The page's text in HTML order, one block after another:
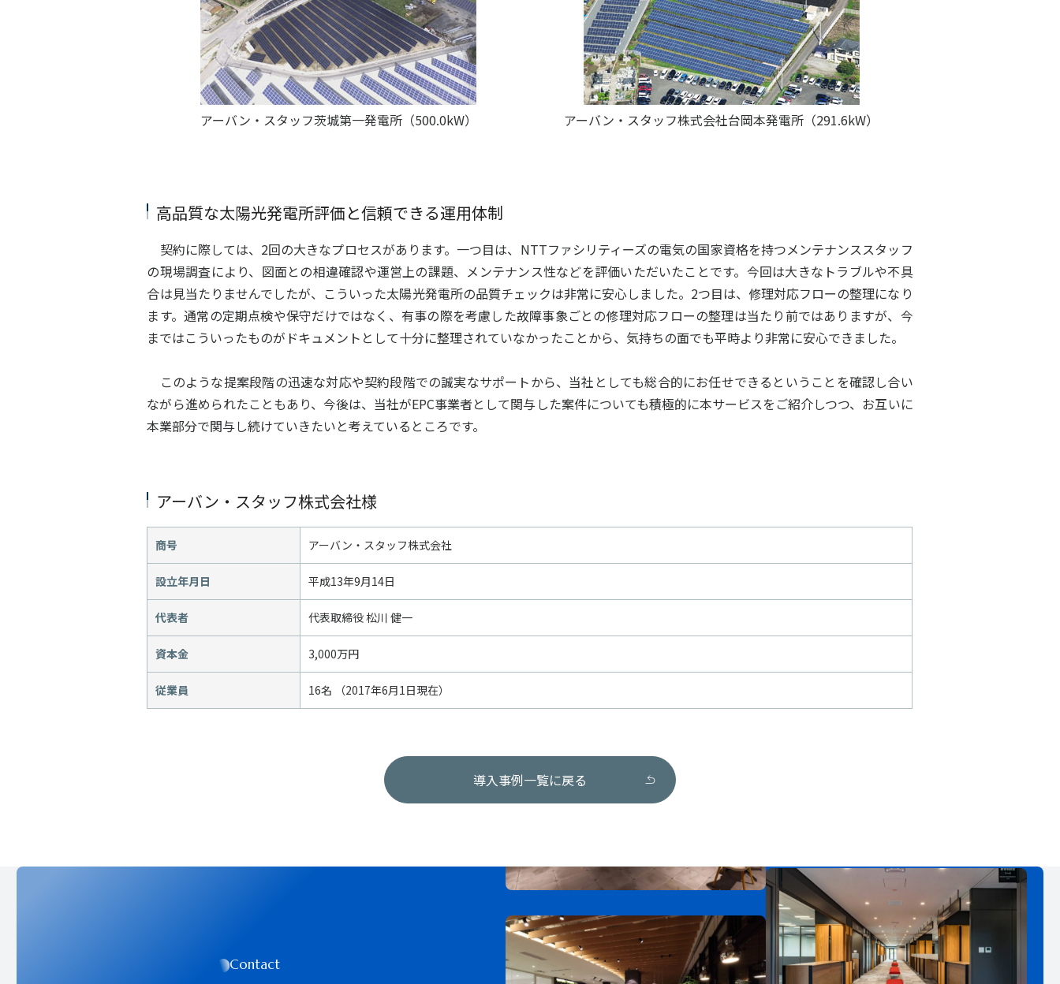
アーバン・スタッフ茨城第一発電所（500.0kW） アーバン・スタッフ株式会社台岡本発電所（291.6kW）
高品質な太陽光発電所評価と信頼できる運用体制
契約に際しては、2回の大きなプロセスがあります。一つ目は、NTTファシリティーズの電気の国家資格を持つメンテナンススタッフ
の現場調査により、図面との相違確認や運営上の課題、メンテナンス性などを評価いただいたことです。今回は大きなトラブルや不具
合は見当たりませんでしたが、こういった太陽光発電所の品質チェックは非常に安心しました。2つ目は、修理対応フローの整理になり
ます。通常の定期点検や保守だけではなく、有事の際を考慮した故障事象ごとの修理対応フローの整理は当たり前ではありますが、今
まではこういったものがドキュメントとして十分に整理されていなかったことから、気持ちの面でも平時より非常に安心できました。
このような提案段階の迅速な対応や契約段階での誠実なサポートから、当社としても総合的にお任せできるということを確認し合い
ながら進められたこともあり、今後は、当社がEPC事業者として関与した案件についても積極的に本サービスをご紹介しつつ、お互いに
本業部分で関与し続けていきたいと考えているところです。
アーバン・スタッフ株式会社様
商号 アーバン・スタッフ株式会社
設立年月日 平成13年9月14日
代表者 代表取締役 松川 健一
資本金 3,000万円
従業員 16名 （2017年6月1日現在）
導入事例一覧に戻る
Contact